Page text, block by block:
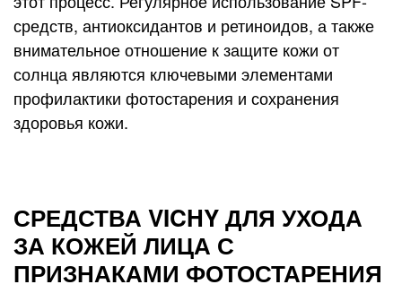
средств, антиоксидантов и ретиноидов, а также
внимательное отношение к защите кожи от
солнца являются ключевыми элементами
профилактики фотостарения и сохранения
здоровья кожи.
СРЕДСТВА VICHY ДЛЯ УХОДА
ЗА КОЖЕЙ ЛИЦА С
ПРИЗНАКАМИ ФОТОСТАРЕНИЯ